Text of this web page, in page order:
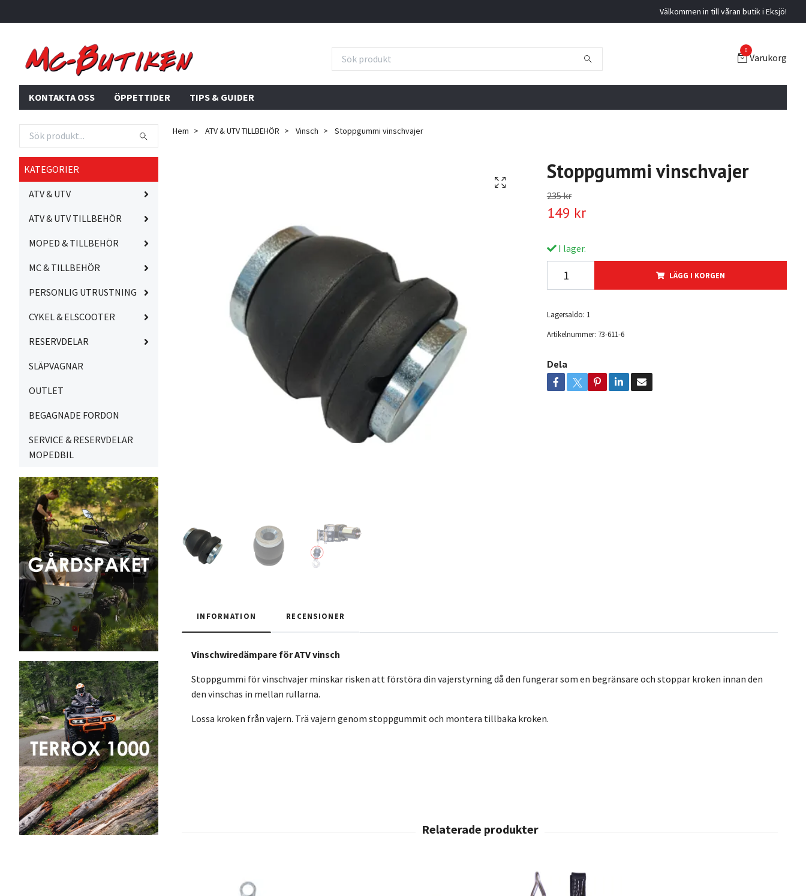
Välkommen in till våran butik i Eksjö!
0
Varukorg
KONTAKTA OSS ÖPPETTIDER TIPS & GUIDER
KATEGORIER
ATV & UTV
ATV & UTV TILLBEHÖR
MOPED & TILLBEHÖR
MC & TILLBEHÖR
PERSONLIG UTRUSTNING
CYKEL & ELSCOOTER
RESERVDELAR
SLÄPVAGNAR
OUTLET
BEGAGNADE FORDON
SERVICE & RESERVDELAR
MOPEDBIL
Hem ATV & UTV TILLBEHÖR Vinsch Stoppgummi vinschvajer
Stoppgummi vinschvajer
235 kr
149 kr
I lager.
LÄGG I KORGEN
Lagersaldo: 1
Artikelnummer: 73-611-6
Dela
INFORMATION RECENSIONER
Vinschwiredämpare för ATV vinsch
Stoppgummi för vinschvajer minskar risken att förstöra din vajerstyrning då den fungerar som en begränsare och stoppar kroken innan den
den vinschas in mellan rullarna.
Lossa kroken från vajern. Trä vajern genom stoppgummit och montera tillbaka kroken.